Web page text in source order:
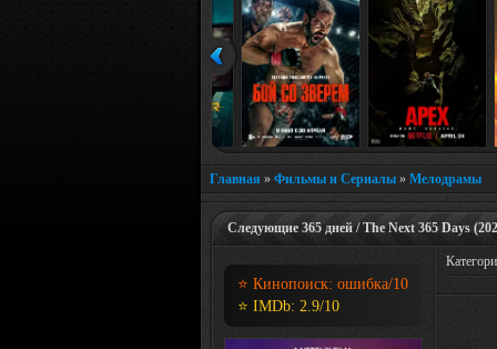
Главная » Фильмы и Сериалы » Мелодрамы
Следующие 365 дней / The Next 365 Days
⭐ Кинопоиск: ошибка/10
⭐ IMDb: 2.9/10